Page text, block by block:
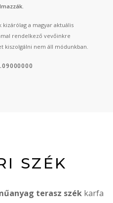
a magyar aktuális
rendelkező vevőinkre
kiszolgálni nem áll módunkban.
SZÉK
terasz szék karfa